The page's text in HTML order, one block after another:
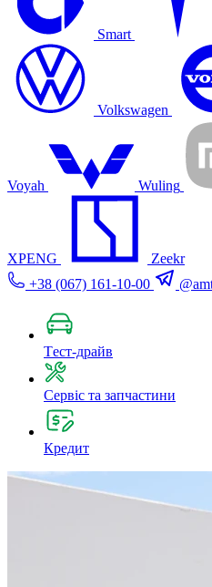
Smart
Volkswagen
Voyah Wuling
XPENG
Zeekr
+38 (067) 161-10-00
Tест-драйв
Сервіс та запчастини
Кредит